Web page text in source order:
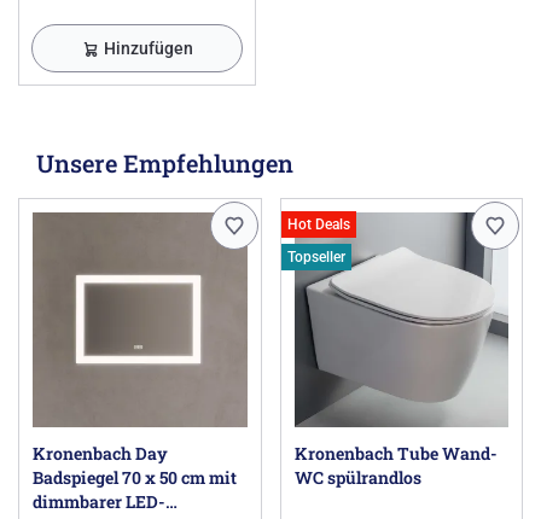
Hinzufügen
Unsere Empfehlungen
Kronenbach Day
Badspiegel 70 x 50 cm mit
dimmbarer LED-
Hot Deals
Topseller
Kronenbach Tube Wand-
WC spülrandlos